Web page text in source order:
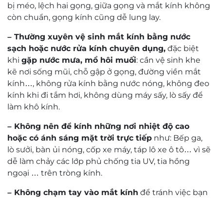
1 star
0%
Search
0 of 0 reviews
Sorry, no reviews match your current selections
Đội ngũ kỹ thuật viên